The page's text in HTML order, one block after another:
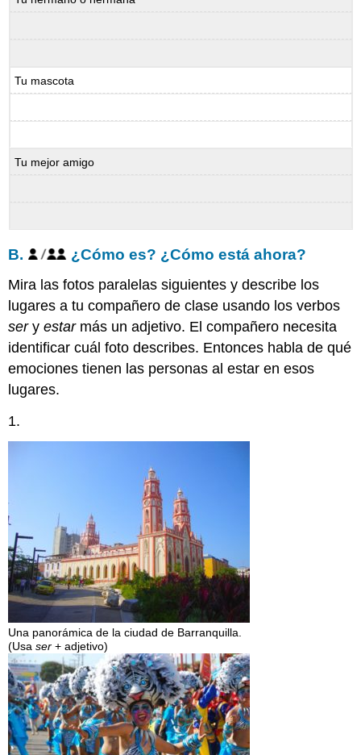
Tu mascota
Tu mejor amigo
B. ¿Cómo es? ¿Cómo está ahora?
Mira las fotos paralelas siguientes y describe los
lugares a tu compañero de clase usando los verbos
seryestarmás un adjetivo. El compañero necesita
identificar cuál foto describes. Entonces habla de qué
emociones tienen las personas al estar en esos
lugares.
1.
Una panorámica de la ciudad de Barranquilla.
(Usaser + adjetivo)